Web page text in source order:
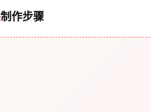
制作步骤